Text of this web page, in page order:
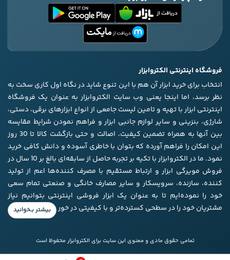
فروشگاه اینترنتی الکتروابزار
انتخاب برای خرید ابزار آن هم با این تنوع شاید در نگاه اول کاری سخت به
نظر برسد، اما اینجا یعنی وب سایت الکتروابزار به عنوان یک فروشگاه
اینترنتی ابزار با تهیه و تامین لیست جامعی از انواع ابزار‌های برقی، دستی،
شارژی، بنزینی و سایر لوازم جانبی ابزار و فراهم نمودن شرایط مقایسه
بین آنها به همراه تضمین کیفیت، اصالت و حتی بازگشت کالا تا 30 روز
این امکان را فراهم آورده که بتوان با خاطری آسوده و دانش کافی خرید
نمود. ما در الکتروابزار با تکیه بر تجربه حاصل از سابقه‌ای بالغ بر 10 سال در
فروش مویرگی ابزار و ارتباط مستقیم با مصرف کننده‌ها اعم از تولید
کننده، سازنده، سرویسکار و سایر مصارف خانگی و صنعتی تمام سعی
خود را نموده‌ایم تا به عنوان یک ابزار فروشی اینترنتی بتوانیم نیاز
مشتریان خود را در سطحی کسترده‌تر و با کیفیتی در خور برآورده کنیم.
تمامی حقوق مادی و معنوی این سایت برای الکتروابزار محفوظ است